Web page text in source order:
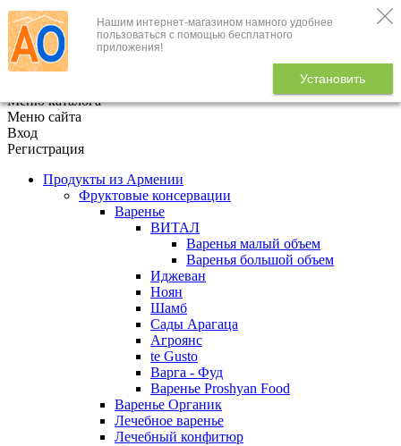
Нашим интернет-магазином намного удобнее
пользоваться с помощью бесплатного
приложения!
Установить
+7 (495) 646-888-1
В корзине
Меню каталога
Меню сайта
Вход
Регистрация
Продукты из Армении
Фруктовые консервации
Варенье
ВИТАЛ
Варенья малый объем
Варенья большой объем
Иджеван
Ноян
Шамб
Сады Арагаца
Агроянс
te Gusto
Варга - Фуд
Варенье Proshyan Food
Варенье Органик
Лечебное варенье
Лечебный конфитюр